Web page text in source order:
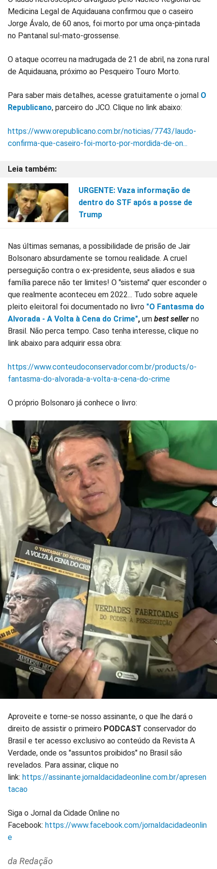
no
no
no
no
no
no
Medicina Legal de Aquidauana confirmou que o caseiro
Jorge Ávalo, de 60 anos, foi morto por uma onça-pintada
no Pantanal sul-mato-grossense.
O ataque ocorreu na madrugada de 21 de abril, na zona rural
de Aquidauana, próximo ao Pesqueiro Touro Morto.
Para saber mais detalhes, acesse gratuitamente o jornal O
Republicano, parceiro do JCO. Clique no link abaixo:
https://www.orepublicano.com.br/noticias/7743/laudo-
confirma-que-caseiro-foi-morto-por-mordida-de-on...
URGENTE: Vaza informação de
dentro do STF após a posse de
Trump
Nas últimas semanas, a possibilidade de prisão de Jair
Bolsonaro absurdamente se tornou realidade. A cruel
perseguição contra o ex-presidente, seus aliados e sua
família parece não ter limites! O "sistema" quer esconder o
que realmente aconteceu em 2022... Tudo sobre aquele
pleito eleitoral foi documentado no livro "O Fantasma do
Alvorada - A Volta à Cena do Crime", um best seller no
Brasil. Não perca tempo. Caso tenha interesse, clique no
link abaixo para adquirir essa obra:
https://www.conteudoconservador.com.br/products/o-
fantasma-do-alvorada-a-volta-a-cena-do-crime
O próprio Bolsonaro já conhece o livro:
Aproveite e torne-se nosso assinante, o que lhe dará o
direito de assistir o primeiro PODCAST conservador do
Brasil e ter acesso exclusivo ao conteúdo da Revista A
Verdade, onde os "assuntos proibidos" no Brasil são
revelados. Para assinar, clique no
link: https://assinante.jornaldacidadeonline.com.br/apresen
tacao
Siga o Jornal da Cidade Online no
Facebook: https://www.facebook.com/jornaldacidadeonlin
e
da Redação